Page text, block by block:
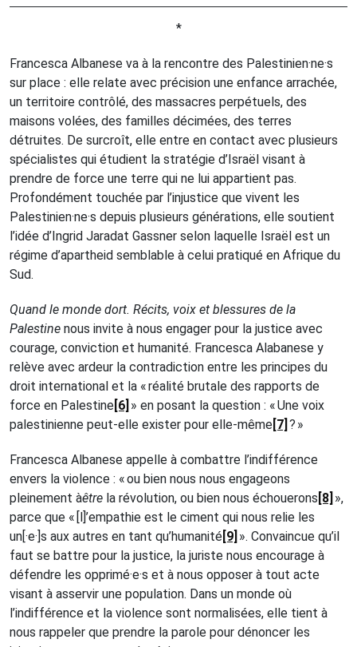
*
Francesca Albanese va à la rencontre des Palestinien·ne·s
sur place : elle relate avec précision une enfance arrachée,
un territoire contrôlé, des massacres perpétuels, des
maisons volées, des familles décimées, des terres
détruites. De surcroît, elle entre en contact avec plusieurs
spécialistes qui étudient la stratégie d’Israël visant à
prendre de force une terre qui ne lui appartient pas.
Profondément touchée par l’injustice que vivent les
Palestinien·ne·s depuis plusieurs générations, elle soutient
l’idée d’Ingrid Jaradat Gassner selon laquelle Israël est un
régime d’apartheid semblable à celui pratiqué en Afrique du
Sud.
Quand le monde dort. Récits, voix et blessures de la
Palestine nous invite à nous engager pour la justice avec
courage, conviction et humanité. Francesca Alabanese y
relève avec ardeur la contradiction entre les principes du
droit international et la « réalité brutale des rapports de
force en Palestine[6] » en posant la question : « Une voix
palestinienne peut-elle exister pour elle-même[7] ? »
Francesca Albanese appelle à combattre l’indifférence
envers la violence : « ou bien nous nous engageons
pleinement àêtre la révolution, ou bien nous échouerons [8] »,
parce que « [l]’empathie est le ciment qui nous relie les
un[·e·]s aux autres en tant qu’humanité[9] ». Convaincue qu’il
faut se battre pour la justice, la juriste nous encourage à
défendre les opprimé·e·s et à nous opposer à tout acte
visant à asservir une population. Dans un monde où
l’indifférence et la violence sont normalisées, elle tient à
nous rappeler que prendre la parole pour dénoncer les